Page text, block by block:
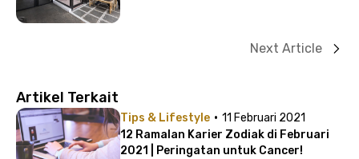
Next Article
Artikel Terkait
Tips & Lifestyle · 11 Februari 2021
12 Ramalan Karier Zodiak di Februari
2021 | Peringatan untuk Cancer!